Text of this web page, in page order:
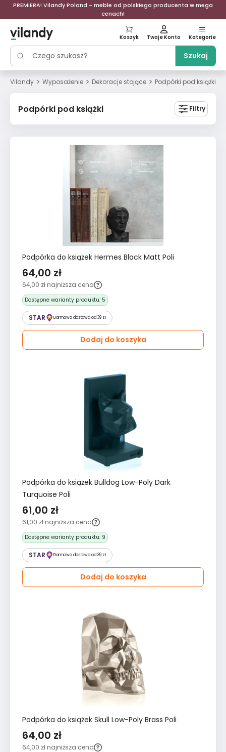
PREMIERA! Vilandy Poland - meble od polskiego producenta w mega
cenach!
Szukaj
Koszyk Twoje Konto Kategorie
Vilandy > Wyposażenie > Dekoracje stojące > Podpórki pod książki
Podpórki pod książki Filtry
Podpórka do książek Hermes Black Matt Poli
64,00 zł
64,00 zł najniższa cena
Dostępne warianty produktu: 5
STAR Darmowa dostawa od 39 zł
Dodaj do koszyka
Podpórka do książek Bulldog Low-Poly Dark
Turquoise Poli
61,00 zł
61,00 zł najniższa cena
Dostępne warianty produktu: 9
STAR Darmowa dostawa od 39 zł
Dodaj do koszyka
Podpórka do książek Skull Low-Poly Brass Poli
64,00 zł
64,00 zł najniższa cena